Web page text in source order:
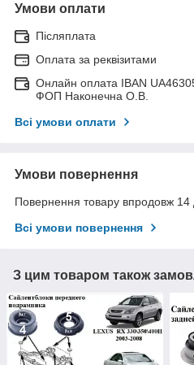
Умови оплати
Післяплата
Оплата за реквізитами
Онлайн оплата IBAN
ФОП Наконечна О.В.
Всі умови оплати
Умови повернення
Повернення товару впродовж 14
Всі умови повернення
З цим товаром також